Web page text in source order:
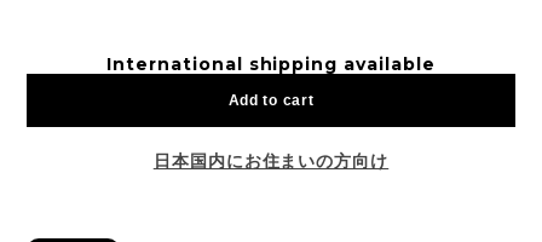
International shipping available
Add to cart
日本国内にお住まいの方向け